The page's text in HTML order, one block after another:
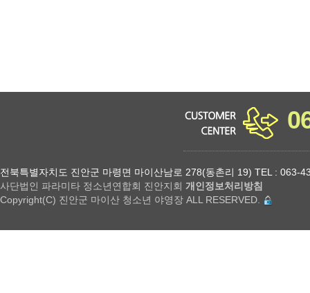
전북특별자치도 진안군 마령면 마이산남로 278(동촌리 19) TEL : 063-
사단법인 파라미타 정소년연합회 진안지회 개인정보처리방침
Copyright(C) 진안군 마이산 청소년 야영장 ALL RESERVED.